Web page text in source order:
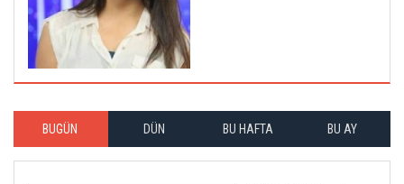
BUGÜN DÜN BU HAFTA BU AY